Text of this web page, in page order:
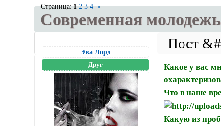
Современная
Страница:1 2 3 4 »
Эва Лорд
Друг
Какое у вас
Что в наше
Какую из